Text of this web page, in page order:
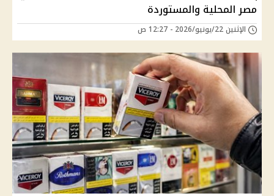
مصر المحلية والمستوردة
الإثنين 22/يونيو/2026 - 12:27 ص